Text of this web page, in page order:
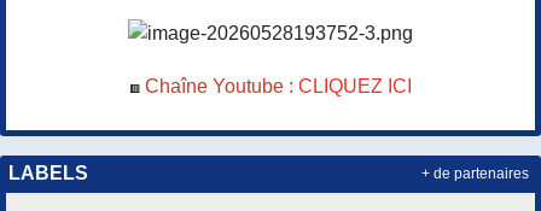
🟥 Chaîne Youtube : CLIQUEZ ICI
LABELS + de partenaires